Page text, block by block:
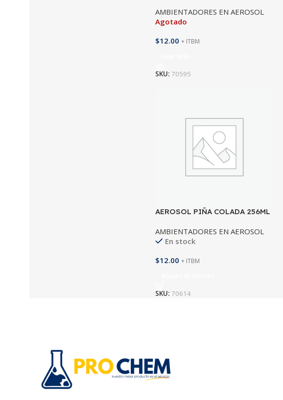
AMBIENTADORES EN AEROSOL
Agotado
$12.00 + ITBM
SKU: 70595
AEROSOL PIÑA COLADA 256ML
AMBIENTADORES EN AEROSOL
En stock
$12.00 + ITBM
SKU: 70614